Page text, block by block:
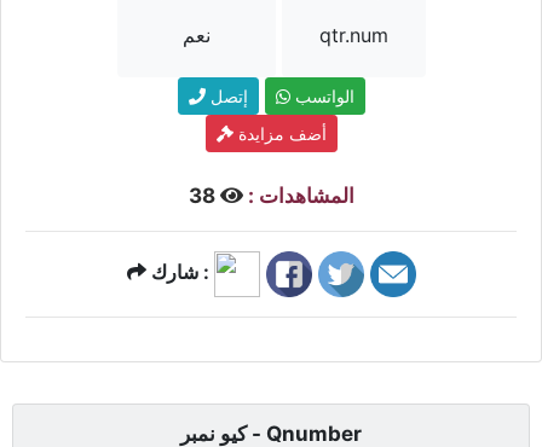
نعم
qtr.num
إتصل
الواتسب
أضف مزايدة
المشاهدات : 38
شارك :
كيو نمبر - Qnumber